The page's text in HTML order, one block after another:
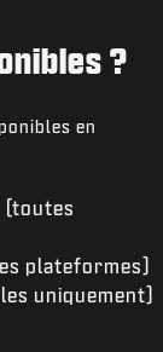
?
en
(toutes
plateformes)
uniquement)